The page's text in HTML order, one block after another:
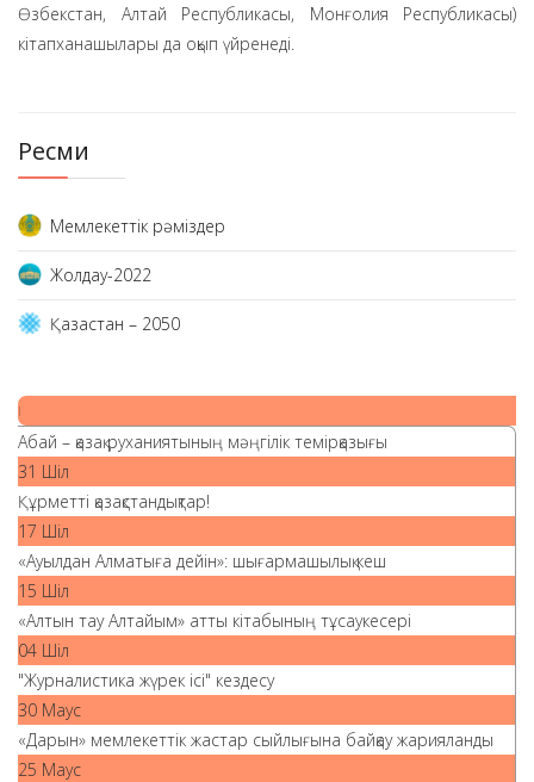
Өзбекстан, Алтай Республикасы, Монғолия Республикасы)
кітапханашылары да оқып үйренеді.
Ресми
Мемлекеттік рәміздер
Жолдау-2022
Қазақстан – 2050
Абай – қазақ руханиятының мәңгілік темірқазығы
31 Шіл
Құрметті қазақстандықтар!
17 Шіл
«Ауылдан Алматыға дейін»: шығармашылық кеш
15 Шіл
«Алтын тау Алтайым» атты кітабының тұсаукесері
04 Шіл
"Журналистика жүрек ісі" кездесу
30 Маус
«Дарын» мемлекеттік жастар сыйлығына байқау жарияланды
25 Маус